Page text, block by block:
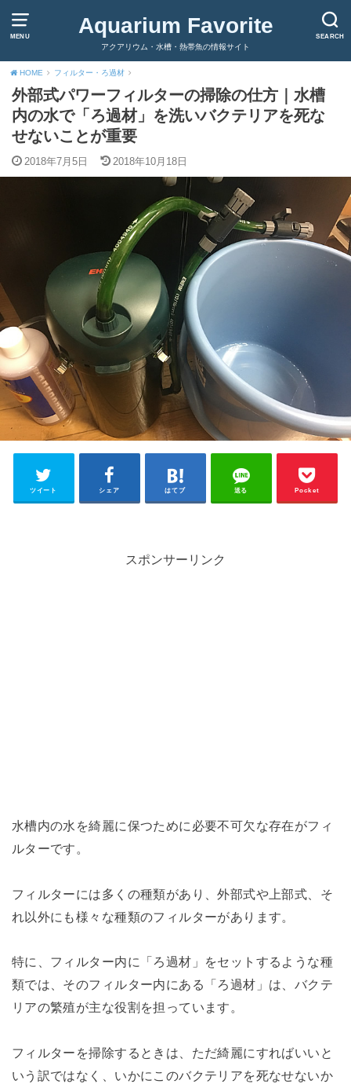
MENU SEARCH
Aquarium Favorite
アクアリウム・水槽・熱帯魚の情報サイト
HOME フィルター・ろ過材
外部式パワーフィルターの掃除の仕方｜水槽
内の水で「ろ過材」を洗いバクテリアを死な
せないことが重要
2018年7月5日 2018年10月18日
ツイート シェア はてブ 送る Pocket
スポンサーリンク
水槽内の水を綺麗に保つために必要不可欠な存在がフィ
ルターです。
フィルターには多くの種類があり、外部式や上部式、そ
れ以外にも様々な種類のフィルターがあります。
特に、フィルター内に「ろ過材」をセットするような種
類では、そのフィルター内にある「ろ過材」は、バクテ
リアの繁殖が主な役割を担っています。
フィルターを掃除するときは、ただ綺麗にすればいいと
いう訳ではなく、いかにこのバクテリアを死なせないか